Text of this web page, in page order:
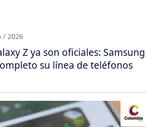
/ 2026
Z ya son oficiales: Samsung
su línea de teléfonos